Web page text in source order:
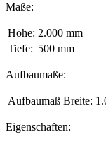
Maße:
Höhe: 2.000 mm
Tiefe: 500 mm
Aufbaumaße:
Aufbaumaß Breite:
Eigenschaften: